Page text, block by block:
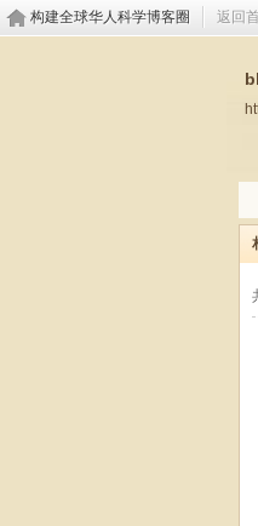
构建全球华人科学博客圈 返回